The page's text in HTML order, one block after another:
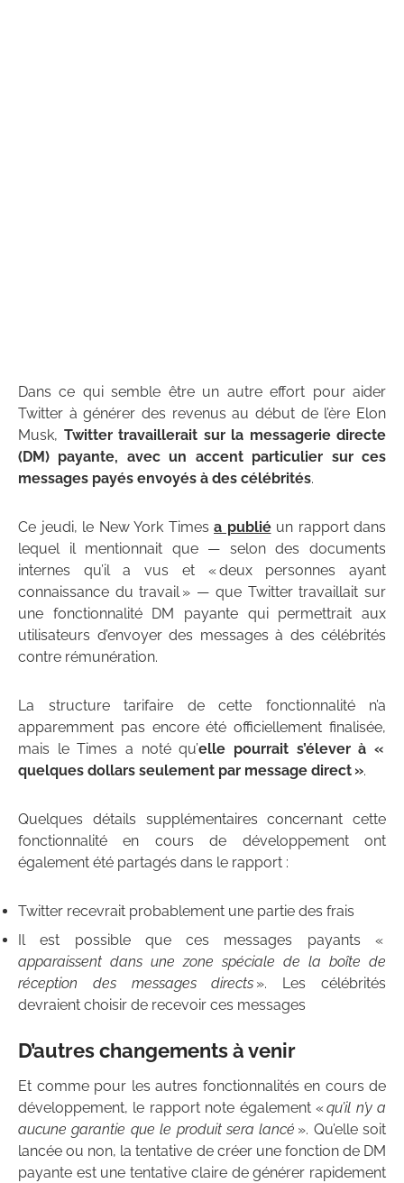
Dans ce qui semble être un autre effort pour aider
Twitter à générer des revenus au début de l’ère Elon
Musk, Twitter travaillerait sur la messagerie directe
(DM) payante, avec un accent particulier sur ces
messages payés envoyés à des célébrités.
Ce jeudi, le New York Times a publiéun rapport dans
lequel il mentionnait que — selon des documents
internes qu’il a vus et « deux personnes ayant
connaissance du travail » — que Twitter travaillait sur
une fonctionnalité DM payante qui permettrait aux
utilisateurs d’envoyer des messages à des célébrités
contre rémunération.
La structure tarifaire de cette fonctionnalité n’a
apparemment pas encore été officiellement finalisée,
mais le Times a noté qu’elle pourrait s’élever à «
quelques dollars seulement par message direct ».
Quelques détails supplémentaires concernant cette
fonctionnalité en cours de développement ont
également été partagés dans le rapport :
Twitter recevrait probablement une partie des frais
Il est possible que ces messages payants «
apparaissent dans une zone spéciale de la boîte de
réception des messages directs ». Les célébrités
devraient choisir de recevoir ces messages
D’autres changements à venir
Et comme pour les autres fonctionnalités en cours de
développement, le rapport note également «qu’il n’y a
aucune garantie que le produit sera lancé ». Qu’elle soit
lancée ou non, la tentative de créer une fonction de DM
payante est une tentative claire de générer rapidement